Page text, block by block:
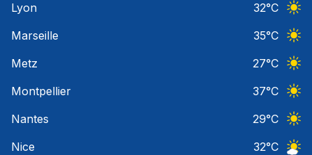
Lyon
32°C
Marseille
35°C
Metz
27°C
Montpellier
37°C
Nantes
29°C
Nice
32°C